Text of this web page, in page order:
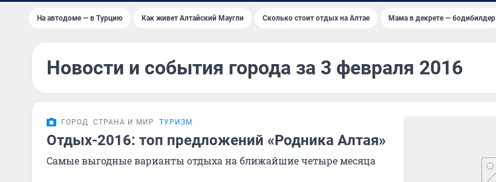
На автодоме — в Турцию Как живет Алтайский Маугли Сколько стоит отдых на Алтае Мама в декрете — бодибилдер
Новости и события города за 3 февраля 2016
ГОРОД СТРАНА И МИР ТУРИЗМ
Отдых-2016: топ предложений «Родника Алтая»
Самые выгодные варианты отдыха на ближайшие четыре месяца